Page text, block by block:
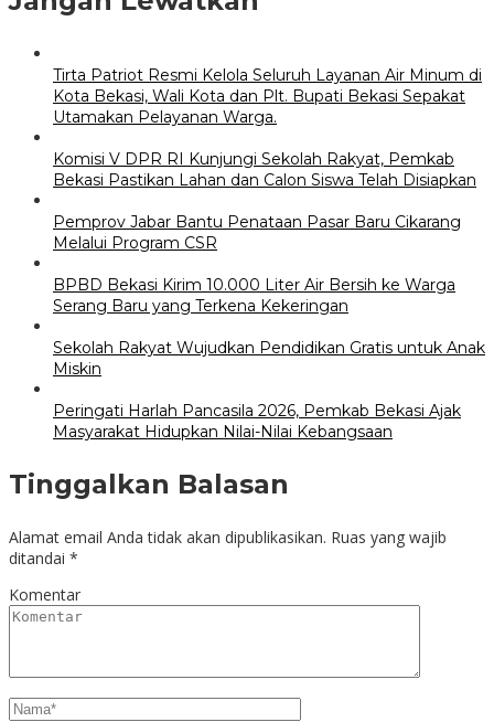
Tirta Patriot Resmi Kelola Seluruh Layanan Air Minum di
Kota Bekasi, Wali Kota dan Plt. Bupati Bekasi Sepakat
Utamakan Pelayanan Warga.
Komisi V DPR RI Kunjungi Sekolah Rakyat, Pemkab
Bekasi Pastikan Lahan dan Calon Siswa Telah Disiapkan
Pemprov Jabar Bantu Penataan Pasar Baru Cikarang
Melalui Program CSR
BPBD Bekasi Kirim 10.000 Liter Air Bersih ke Warga
Serang Baru yang Terkena Kekeringan
Sekolah Rakyat Wujudkan Pendidikan Gratis untuk Anak
Miskin
Peringati Harlah Pancasila 2026, Pemkab Bekasi Ajak
Masyarakat Hidupkan Nilai-Nilai Kebangsaan
Tinggalkan Balasan
Alamat email Anda tidak akan dipublikasikan. Ruas yang wajib
ditandai *
Komentar